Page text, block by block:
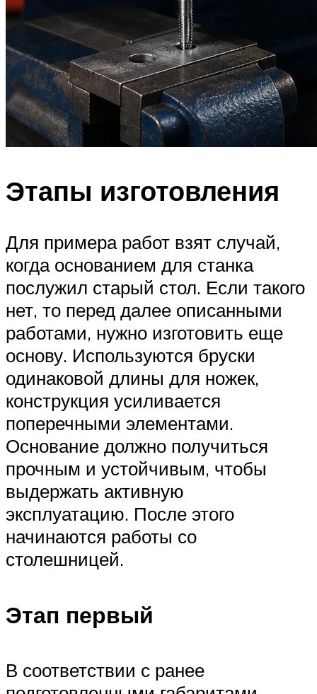
Этапы изготовления
Для примера работ взят случай,
когда основанием для станка
послужил старый стол. Если такого
нет, то перед далее описанными
работами, нужно изготовить еще
основу. Используются бруски
одинаковой длины для ножек,
конструкция усиливается
поперечными элементами.
Основание должно получиться
прочным и устойчивым, чтобы
выдержать активную
эксплуатацию. После этого
начинаются работы со
столешницей.
Этап первый
В соответствии с ранее